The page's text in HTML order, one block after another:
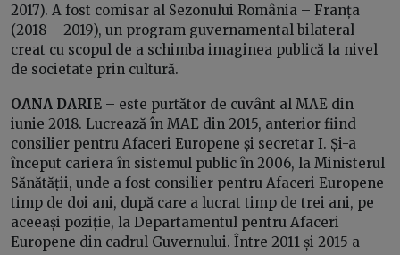
2017). A fost comisar al Sezonului România – Franța
(2018 – 2019), un program guvernamental bilateral
creat cu scopul de a schimba imaginea publică la nivel
de societate prin cultură.
OANA DARIE – este purtător de cuvânt al MAE din
iunie 2018. Lucrează în MAE din 2015, anterior fiind
consilier pentru Afaceri Europene și secretar I. Și-a
început cariera în sistemul public în 2006, la Ministerul
Sănătății, unde a fost consilier pentru Afaceri Europene
timp de doi ani, după care a lucrat timp de trei ani, pe
aceeași poziție, la Departamentul pentru Afaceri
Europene din cadrul Guvernului. Între 2011 și 2015 a